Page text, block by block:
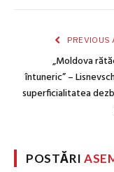
PREVIOUS
„Moldova
întuneric” –
superficialitatea
POSTĂRI